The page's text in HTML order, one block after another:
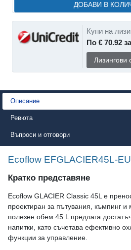
ДОБАВИ В
Купи на
По € 70.92
Лизингови
Описание
Ревюта
Въпроси и отговори
Ecoflow EFGLACIER45L-
Кратко представяне
Ecoflow GLACIER Classic 45L е
проектиран за пътувания, къмпинг
полезен обем 45 L предлага
напитки, като съчетава ефективно
функции за управление.